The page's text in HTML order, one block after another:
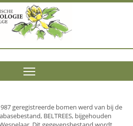
geregistreerde bomen werd van bij de
BELTREES, bijgehouden